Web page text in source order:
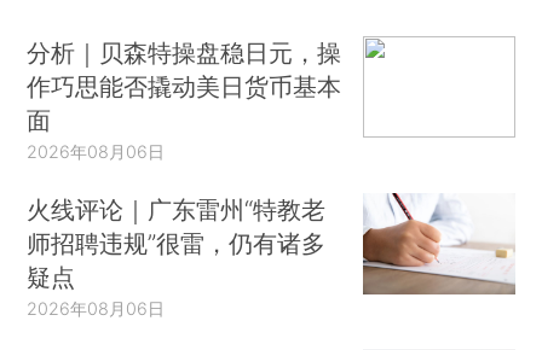
分析｜贝森特操盘稳日元，操
作巧思能否撬动美日货币基本
面
2026年08月06日
火线评论｜广东雷州“特教老
师招聘违规”很雷，仍有诸多
疑点
2026年08月06日